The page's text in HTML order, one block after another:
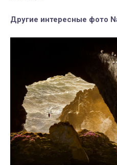
Другие интересные фото